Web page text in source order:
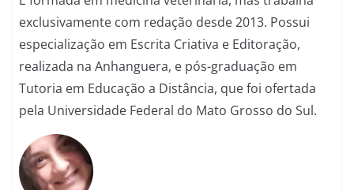
exclusivamente com redação desde 2013. Possui
especialização em Escrita Criativa e Editoração,
realizada na Anhanguera, e pós-graduação em
Tutoria em Educação a Distância, que foi ofertada
pela Universidade Federal do Mato Grosso do Sul.